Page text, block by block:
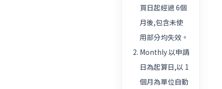
買日起經過 6個
月後,包含未使
用部分均失效。
Monthly 以申請
日為起算日,以 1
個月為單位自動